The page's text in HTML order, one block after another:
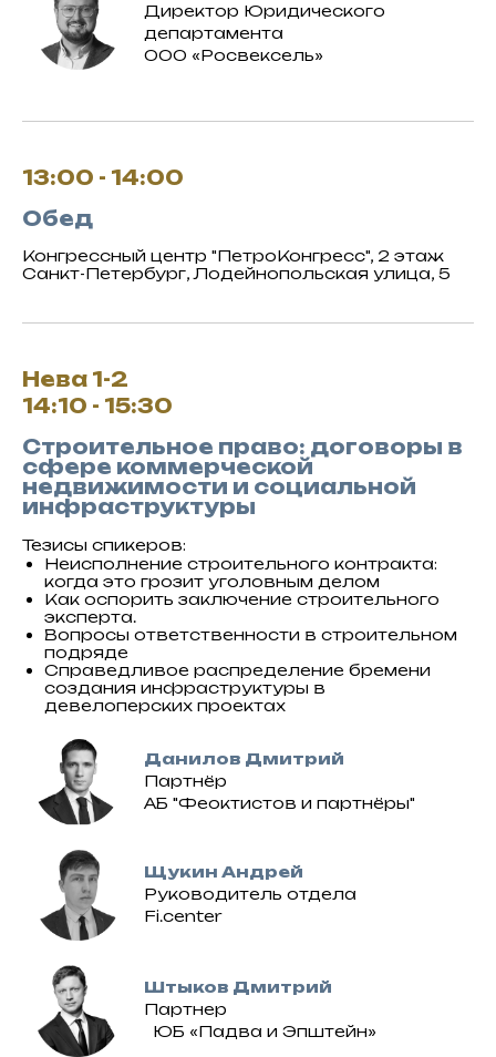
Директор Юридического
департамента
ООО «Росвексель»
13:00 - 14:00
Обед
Конгрессный центр "ПетроКонгресс", 2 этаж
Санкт-Петербург, Лодейнопольская улица, 5
Нева 1-2
14:10 - 15:30
Строительное право: договоры в
сфере коммерческой
недвижимости и социальной
инфраструктуры
Тезисы спикеров:
Неисполнение строительного контракта:
когда это грозит уголовным делом
Как оспорить заключение строительного
эксперта.
Вопросы ответственности в строительном
подряде
Справедливое распределение бремени
создания инфраструктуры в
девелоперских проектах
Данилов Дмитрий
Партнёр
АБ "Феоктистов и партнёры"
Щукин Андрей
Руководитель отдела
Fi.center
Штыков Дмитрий
Партнер
ЮБ «Падва и Эпштейн»